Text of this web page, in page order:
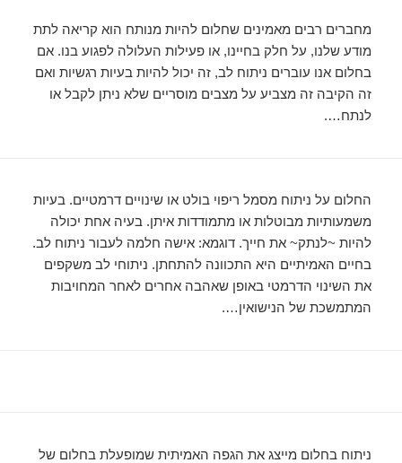
מחברים רבים מאמינים שחלום להיות מנותח הוא קריאה לתת
מודע שלנו, על חלק בחיינו, או פעילות העלולה לפגוע בנו. אם
בחלום אנו עוברים ניתוח לב, זה יכול להיות בעיות רגשיות ואם
זה הקיבה זה מצביע על מצבים מוסריים שלא ניתן לקבל או
לנתח….
החלום על ניתוח מסמל ריפוי בולט או שינויים דרמטיים. בעיות
משמעותיות מבוטלות או מתמודדות איתן. בעיה אחת יכולה
להיות ~לנתק~ את חייך. דוגמא: אישה חלמה לעבור ניתוח לב.
בחיים האמיתיים היא התכוונה להתחתן. ניתוחי לב משקפים
את השינוי הדרמטי באופן שאהבה אחרים לאחר המחויבות
המתמשכת של הנישואין….
ניתוח בחלום מייצג את הגפה האמיתית שמופעלת בחלום של